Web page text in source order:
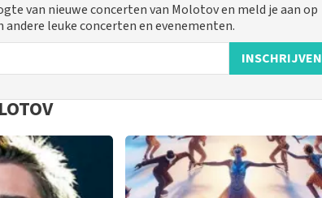
van nieuwe concerten van Molotov en meld je aan op
leuke concerten en evenementen.
INSCHRIJVEN